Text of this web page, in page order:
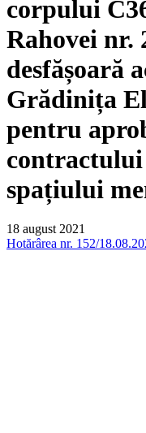
corpului
Rahovei nr.
desfășoară
Grădinița
pentru
spațiului
18 august 2021
Hotărârea nr. 152/